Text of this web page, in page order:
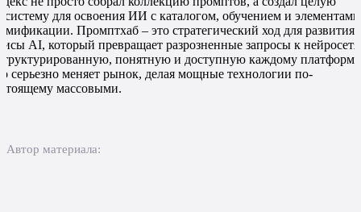
для освоения ИИ с каталогом, обучением и элементами
Промптхаб – это стратегический ход для развития
AI, который превращает разрозненные запросы к
понятную и доступную каждому
серьезно меняет рынок, делая мощные технологии по-
массовыми.
Автор материала: